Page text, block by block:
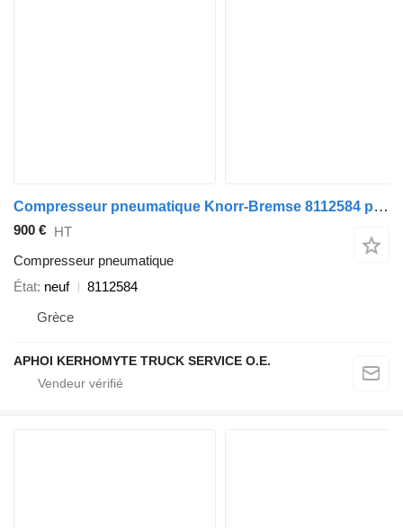
Compresseur pneumatique Knorr-Bremse 8112584 pour tracteur routier Volvo FH12-FH16
900 € HT
Compresseur pneumatique
État neuf
8112584
Grèce
APHOI KERHOMYTE TRUCK SERVICE O.E.